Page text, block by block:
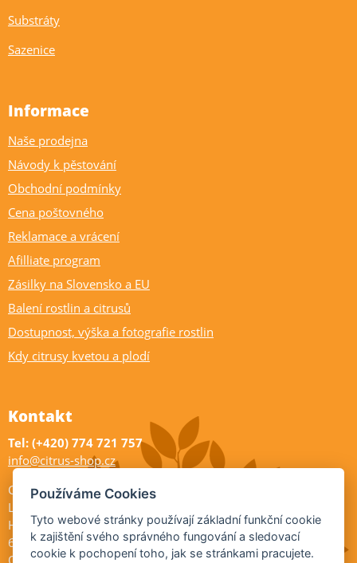
Substráty
Sazenice
Informace
Naše prodejna
Návody k pěstování
Obchodní podmínky
Cena poštovného
Reklamace a vrácení
Afilliate program
Zásilky na Slovensko a EU
Balení rostlin a citrusů
Dostupnost, výška a fotografie rostlin
Kdy citrusy kvetou a plodí
Kontakt
Tel: (+420) 774 721 757
info@citrus-shop.cz
Citrus shop zahradnictví
Legionářů 2
Hodonín
695 01
Používáme Cookies
Tyto webové stránky používají základní funkční cookie
k zajištění svého správného fungování a sledovací
cookie k pochopení toho, jak se stránkami pracujete.